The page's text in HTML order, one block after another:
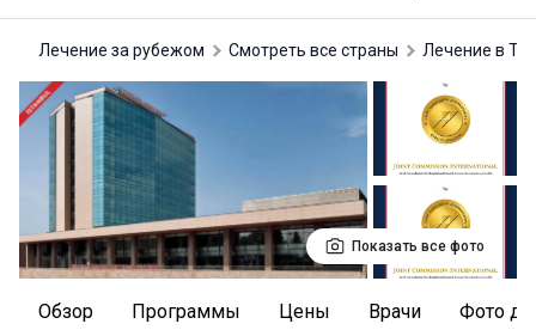
Лечение за рубежом Смотреть все страны лечение в
Показать все фото
Обзор Программы Цены Врачи Фото